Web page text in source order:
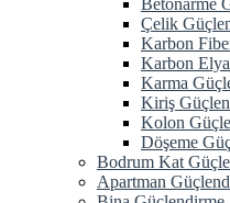
Betonarme
Çelik
Karbon
Karbon
Karma
Kiriş
Kolon
Döşeme
Bodrum Kat
Apartman